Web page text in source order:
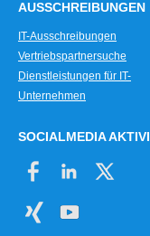
AUSSCHREIBUNGEN
IT-Ausschreibungen
Vertriebspartnersuche
Dienstleistungen für IT-
Unternehmen
SOCIALMEDIA